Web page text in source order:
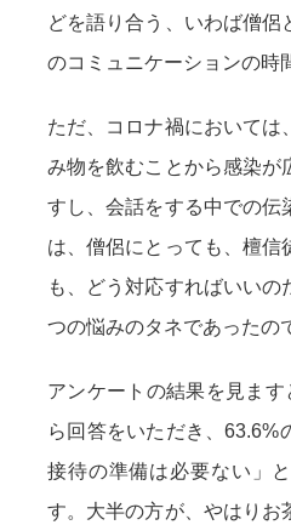
どを語り合う、いわば僧侶
のコミュニケーションの時
ただ、コロナ禍においては
み物を飲むことから感染が
すし、会話をする中での伝
は、僧侶にとっても、檀信
も、どう対応すればいいの
つの悩みのタネであったの
アンケートの結果を見ま
ら回答をいただき、63.6%
接待の準備は必要ない」
す。大半の方が、やはりお